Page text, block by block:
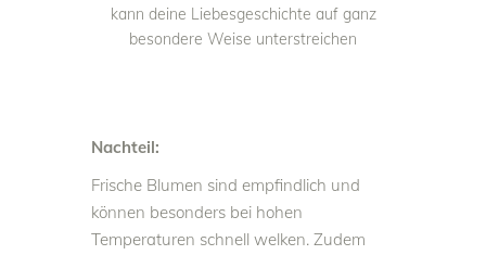
kann deine Liebesgeschichte auf ganz
besondere Weise unterstreichen
Nachteil:
Frische Blumen sind empfindlich und
können besonders bei hohen
Temperaturen schnell welken. Zudem